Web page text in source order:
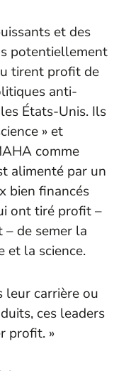
et des
potentiellement
tirent profit de
anti-
États-Unis. Ils
» et
comme
alimenté par un
bien financés
ont tiré profit –
de semer la
et la science.
leur carrière ou
ces leaders
profit. »